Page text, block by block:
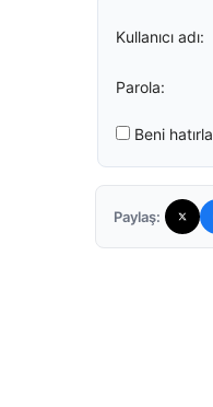
Kullanıcı adı:
Parola:
Beni hatırla
Paylaş: